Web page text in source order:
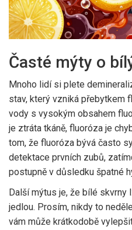
Časté mýty o
Mnoho lidí si plete
stav, který vzniká přebytkem
vody s vysokým obsahem
je ztráta tkáně, fluoróza je
tom, že fluoróza bývá často
detektace prvních zubů,
postupně v důsledku špatné
Další mýtus je, že bílé skvrny
jedlou. Prosím, nikdy to
vám může krátkodobě